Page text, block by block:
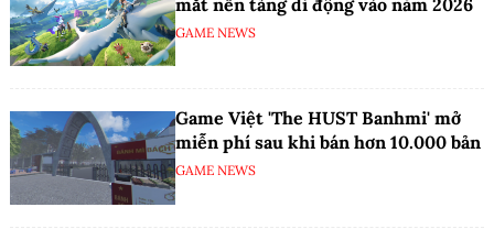
mắt nền tảng di động vào năm 2026
GAME NEWS
Game Việt 'The HUST Banhmi' mở
miễn phí sau khi bán hơn 10.000 bản
GAME NEWS